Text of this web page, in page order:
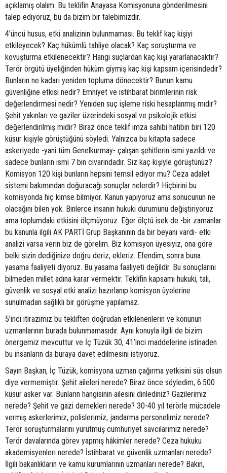
açıklamış olalım. Bu teklifin Anayasa Komisyonuna gönderilmesini
talep ediyoruz, bu da bizim bir talebimizdir.
4’üncü husus, etki analizinin bulunmaması. Bu teklif kaç kişiyi
etkileyecek? Kaç hükümlü tahliye olacak? Kaç soruşturma ve
kovuşturma etkilenecektir? Hangi suçlardan kaç kişi yararlanacaktır?
Terör örgütü üyeliğinden hüküm giymiş kaç kişi kapsam içerisindedir?
Bunların ne kadarı yeniden topluma dönecektir? Bunun kamu
güvenliğine etkisi nedir? Emniyet ve istihbarat birimlerinin risk
değerlendirmesi nedir? Yeniden suç işleme riski hesaplanmış mıdır?
Şehit yakınları ve gaziler üzerindeki sosyal ve psikolojik etkisi
değerlendirilmiş midir? Biraz önce teklif imza sahibi hatibin biri 120
küsur kişiyle görüştüğünü söyledi. Yalnızca bu kitapta sadece
askeriyede -yani tüm Genelkurmay- çalışan şehitlerin ismi yazıldı ve
sadece bunların ismi 7 bin civarındadır. Siz kaç kişiyle görüştünüz?
Komisyon 120 kişi bunların hepsini temsil ediyor mu? Ceza adalet
sistemi bakımından doğuracağı sonuçlar nelerdir? Hiçbirini bu
komisyonda hiç kimse bilmiyor. Kanun yapıyoruz ama sonucunun ne
olacağını bilen yok. Binlerce insanın hukuki durumunu değiştiriyoruz
ama toplumdaki etkisini ölçmüyoruz. Eğer ölçtü isek de -bir zamanlar
bu kanunla ilgili AK PARTİ Grup Başkanının da bir beyanı vardı- etki
analizi varsa verin biz de görelim. Biz komisyon üyesiyiz, ona göre
belki sizin dediğinize doğru deriz, ekleriz. Efendim, sonra buna
yasama faaliyeti diyoruz. Bu yasama faaliyeti değildir. Bu sonuçlarını
bilmeden millet adına karar vermektir. Teklifin kapsamı hukuki, tali,
güvenlik ve sosyal etki analizi hazırlanıp komisyon üyelerine
sunulmadan sağlıklı bir görüşme yapılamaz.
5’inci itirazımız bu tekliften doğrudan etkilenenlerin ve konunun
uzmanlarının burada bulunmamasıdır. Aynı konuyla ilgili de bizim
önergemiz mevcuttur ve İç Tüzük 30, 41’inci maddelerine istinaden
bu insanların da buraya davet edilmesini istiyoruz.
Sayın Başkan, İç Tüzük, komisyona uzman çağırma yetkisini süs olsun
diye vermemiştir. Şehit aileleri nerede? Biraz önce söyledim, 6.500
küsur asker var. Bunların hangisinin ailesini dinlediniz? Gazilerimiz
nerede? Şehit ve gazi dernekleri nerede? 30-40 yıl terörle mücadele
vermiş askerlerimiz, polislerimiz, jandarma personelimiz nerede?
Terör soruşturmalarını yürütmüş cumhuriyet savcılarımız nerede?
Terör davalarında görev yapmış hâkimler nerede? Ceza hukuku
akademisyenleri nerede? İstihbarat ve güvenlik uzmanları nerede?
İlgili bakanlıkların ve kamu kurumlarının uzmanları nerede? Bakın,